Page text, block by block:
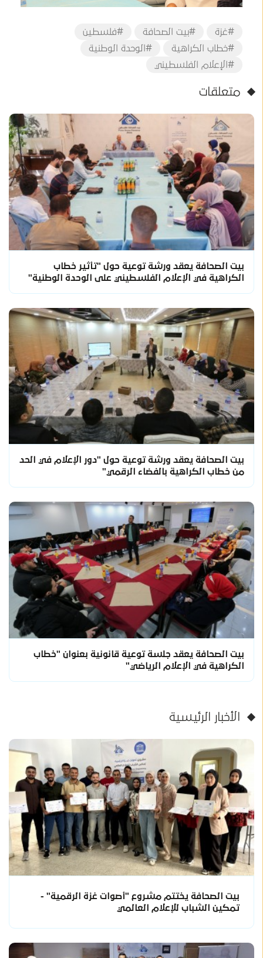
#غزة #بيت الصحافة
#فلسطين
#خطاب الكراهية
#الوحدة الوطنية
#الإعلام الفلسطيني
متعلقات
بيت الصحافة يعقد ورشة توعية حول "تأثير خطاب
الكراهية في الإعلام الفلسطيني على الوحدة الوطنية"
بيت الصحافة يعقد ورشة توعية حول "دور الإعلام في الحد
من خطاب الكراهية بالفضاء الرقمي"
بيت الصحافة يعقد جلسة توعية قانونية بعنوان "خطاب
الكراهية في الإعلام الرياضي"
الأخبار الرئيسية
بيت الصحافة يختتم مشروع "أصوات غزة الرقمية" -
تمكين الشباب للإعلام العالمي